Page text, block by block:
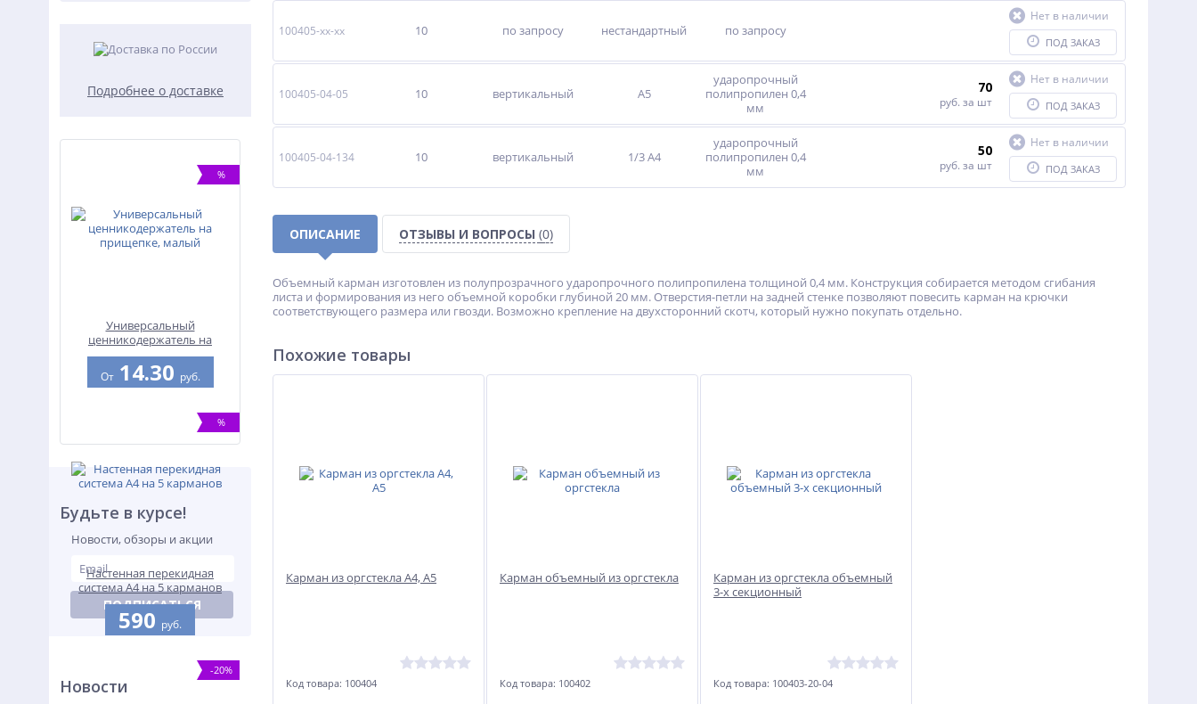
Подробнее о доставке
%
Универсальный
ценникодержатель на
прищепке, малый
От14.30 руб.
%
Настенная перекидная
система А4 на 5 карманов
590 руб.
-20%
Будьте в курсе!
Новости, обзоры и акции
ПОДПИСАТЬСЯ
Новости
100405-xx-xx 10 по запросу нестандартный по запросу
Нет в наличии
ПОД ЗАКАЗ
100405-04-05 10 вертикальный А5
ударопрочный
полипропилен 0,4
мм
70
руб. за шт
Нет в наличии
ПОД ЗАКАЗ
100405-04-134 10 вертикальный 1/3 А4
ударопрочный
полипропилен 0,4
мм
50
руб. за шт
Нет в наличии
ПОД ЗАКАЗ
ОПИСАНИЕ ОТЗЫВЫ И ВОПРОСЫ (0)
Объемный карман изготовлен из полупрозрачного ударопрочного полипропилена толщиной 0,4 мм. Конструкция собирается методом сгибания
листа и формирования из него объемной коробки глубиной 20 мм. Отверстия-петли на задней стенке позволяют повесить карман на крючки
соответствующего размера или гвозди. Возможно крепление на двухсторонний скотч, который нужно покупать отдельно.
Похожие товары
Карман из оргстекла А4, А5
Код товара: 100404
Карман объемный из оргстекла
Код товара: 100402
Карман из оргстекла объемный
3-х секционный
Код товара: 100403-20-04